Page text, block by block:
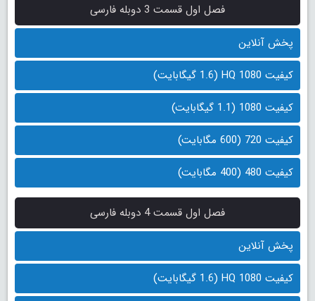
فصل اول قسمت 3 دوبله فارسی
پخش آنلاین
کیفیت 1080 HQ (1.6 گیگابایت)
کیفیت 1080 (1.1 گیگابایت)
کیفیت 720 (600 مگابایت)
کیفیت 480 (400 مگابایت)
فصل اول قسمت 4 دوبله فارسی
پخش آنلاین
کیفیت 1080 HQ (1.6 گیگابایت)